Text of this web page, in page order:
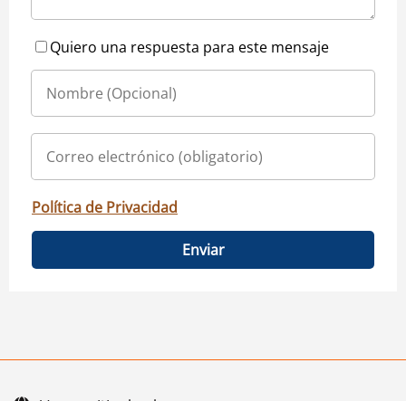
Quiero una respuesta para este mensaje
Política de Privacidad
Enviar